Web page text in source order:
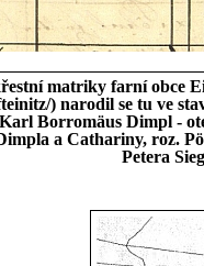
matriky farní obce
) narodil se tu ve
Borromäus Dimpl -
a Cathariny, roz.
Petera